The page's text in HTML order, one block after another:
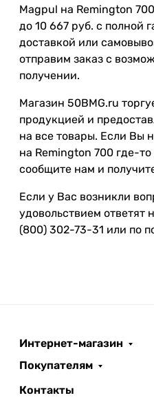
Magpul на Remington
до 10 667 руб. с полной
доставкой или
отправим заказ с
получении.
Магазин 50BMG.ru
продукцией и
на все товары. Если Вы
на Remington 700 где-
сообщите нам и
Если у Вас возникли
удовольствием ответят
(800) 302-73-31 или по
Интернет-магазин
Покупателям
Контакты